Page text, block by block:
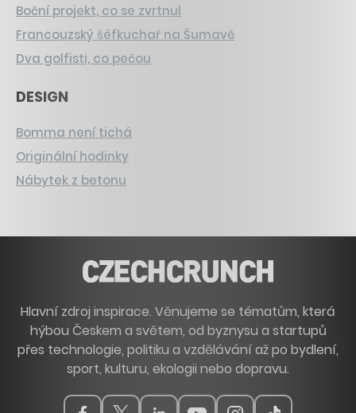
Boční projekt, co se zvrtnul
Francouzský šéfkuchař na Šumavě
Dva golfisti, co pečou
DESIGN
Bomma není tichá
Originální hodinky
Nábytek z betonu
Hlavní zdroj inspirace. Věnujeme se tématům, která
hýbou Českem a světem, od byznysu a startupů
přes technologie, politiku a vzdělávání až po bydlení,
sport, kulturu, ekologii nebo dopravu.